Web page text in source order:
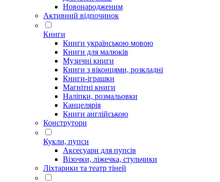
Новонародженим
Активний відпочинок
Книги
Книги українською мовою
Книги для малюків
Музичні книги
Книги з віконцями, розкладні
Книги-іграшки
Магнітні книги
Наліпки, розмальовки
Канцелярія
Книги англійською
Конструтори
Кукли, пупси
Аксесуари для пупсів
Візочки, ліжечка, стульчики
Ліхтарики та театр тіней